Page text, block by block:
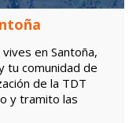
en Santoña,
tu comunidad de
de la TDT
y tramito las